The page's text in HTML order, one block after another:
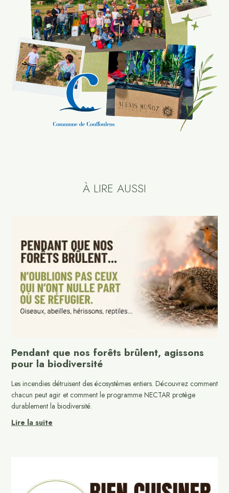
À LIRE AUSSI
Pendant que nos forêts brûlent, agissons
pour la biodiversité
Les incendies détruisent des écosystèmes entiers. Découvrez comment
chacun peut agir et comment le programme NECTAR protège
durablement la biodiversité.
Lire la suite